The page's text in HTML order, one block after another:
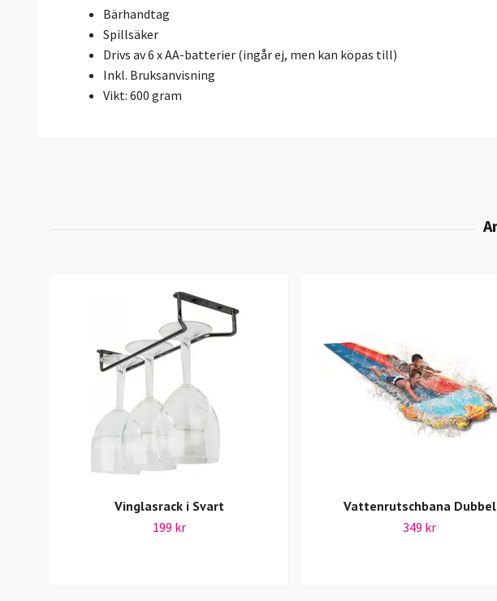
Bärhandtag
Spillsäker
Drivs av 6 x AA-batterier (ingår ej, men kan köpas till)
Inkl. Bruksanvisning
Vikt: 600 gram
Vinglasrack i Svart
199 kr
Vattenrutschbana Dubbel
349 kr